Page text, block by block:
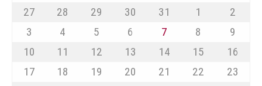
27
28 29 30 31 1
2
3
4 5 6 7 8
9
10
11 12 13 14 15
16
17
18 19 20 21 22
23